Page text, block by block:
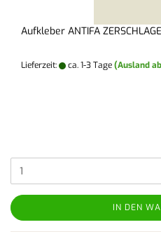
Aufkleber ANTIFA
Lieferzeit: ca. 1-3 Tage(Ausland
IN DEN